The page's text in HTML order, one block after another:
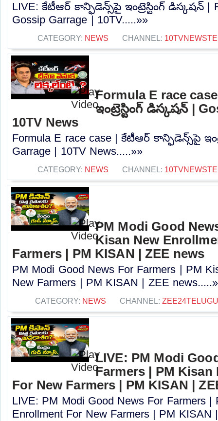
LIVE: కేటీఆర్ కాన్ఫిడెన్స్‌పై ఇంట్రెస్టింగ్ డిస్కషన్‌ |
Gossip Garrage | 10TV.....»»
CATEGORY: NEWS CHANNEL:
Formula E race
ఇంట్రెస్టింగ్ డిస్కషన్‌ |
10TV News
Formula E race case | కేటీఆర్ కాన్ఫిడెన్స్‌పై
Garrage | 10TV News.....»»
CATEGORY: NEWS CHANNEL:
PM Modi Good
Kisan New
Farmers | PM KISAN | ZEE news
PM Modi Good News For Farmers | PM
New Farmers | PM KISAN | ZEE
CATEGORY: NEWS CHANNEL:
LIVE: PM Modi
Farmers | PM
For New Farmers | PM KISAN |
LIVE: PM Modi Good News For Farmers |
Enrollment For New Farmers | PM KISAN